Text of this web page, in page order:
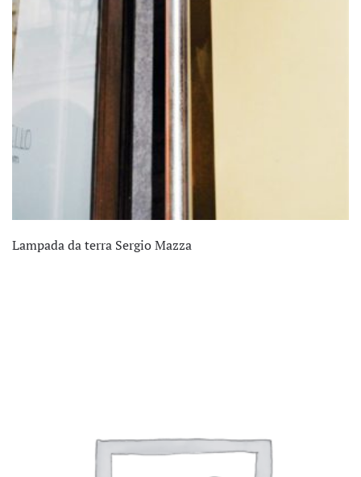
Lampada da terra Sergio Mazza